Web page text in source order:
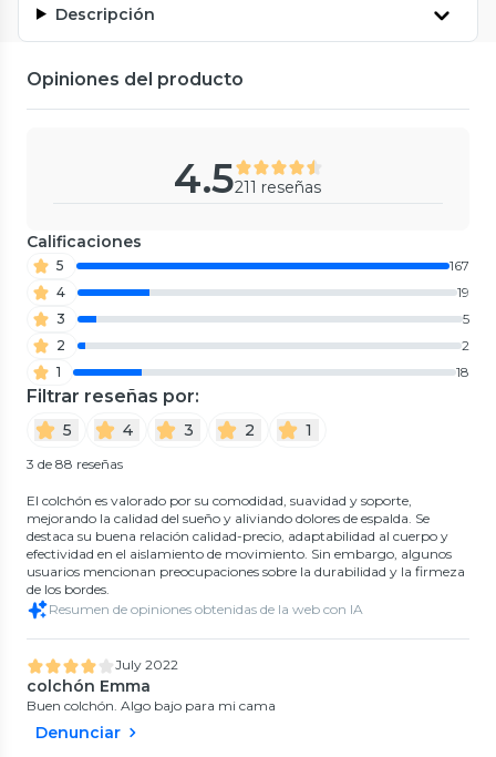
Descripción
Opiniones del producto
4.5211 reseñas
Calificaciones
5
167
4
19
3
5
2
2
1
18
Filtrar reseñas por:
5 4 3 2 1
3 de 88 reseñas
El colchón es valorado por su comodidad, suavidad y soporte,
mejorando la calidad del sueño y aliviando dolores de espalda. Se
destaca su buena relación calidad-precio, adaptabilidad al cuerpo y
efectividad en el aislamiento de movimiento. Sin embargo, algunos
usuarios mencionan preocupaciones sobre la durabilidad y la firmeza
de los bordes.
Resumen de opiniones obtenidas de la web con IA
July 2022
colchón Emma
Buen colchón. Algo bajo para mi cama
Denunciar